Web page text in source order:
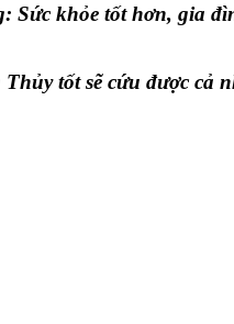
Sức khỏe tốt hơn, gia
tốt sẽ cứu được cả